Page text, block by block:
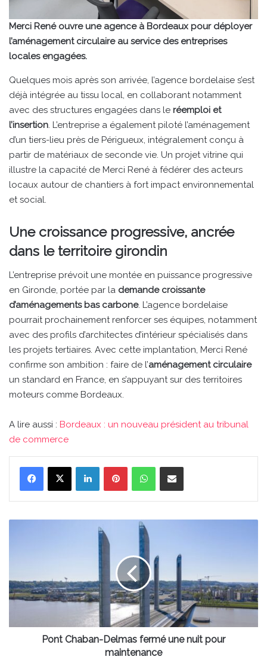
Merci René ouvre une agence à Bordeaux pour déployer
l’aménagement circulaire au service des entreprises
locales engagées.
Quelques mois après son arrivée, l’agence bordelaise s’est
déjà intégrée au tissu local, en collaborant notamment
avec des structures engagées dans le réemploi et
l’insertion. L’entreprise a également piloté l’aménagement
d’un tiers-lieu près de Périgueux, intégralement conçu à
partir de matériaux de seconde vie. Un projet vitrine qui
illustre la capacité de Merci René à fédérer des acteurs
locaux autour de chantiers à fort impact environnemental
et social.
Une croissance progressive, ancrée
dans le territoire girondin
L’entreprise prévoit une montée en puissance progressive
en Gironde, portée par la demande croissante
d’aménagements bas carbone. L’agence bordelaise
pourrait prochainement renforcer ses équipes, notamment
avec des profils d’architectes d’intérieur spécialisés dans
les projets tertiaires. Avec cette implantation, Merci René
confirme son ambition : faire de l’aménagement circulaire
un standard en France, en s’appuyant sur des territoires
moteurs comme Bordeaux.
A lire aussi : Bordeaux : un nouveau président au tribunal
de commerce
LinkedinPinterestWhatsAppPartager par email
pour
maintenance
Pont Chaban-Delmas fermé une nuit pour
maintenance